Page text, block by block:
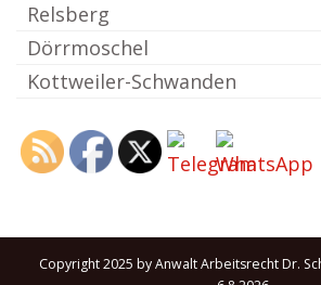
Relsberg
Dörrmoschel
Kottweiler-Schwanden
Copyright 2025 by Anwalt Arbeitsrecht Dr.